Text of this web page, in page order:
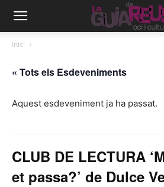
Inici
« Tots els Esdeveniments
Aquest esdeveniment ja ha passat.
CLUB DE LECTURA
et passa?’ de Dulce